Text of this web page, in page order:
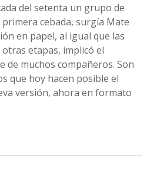
del setenta un grupo de
cebada, surgía Mate
en papel, al igual que las
etapas, implicó el
de muchos compañeros. Son
que hoy hacen posible el
versión, ahora en formato